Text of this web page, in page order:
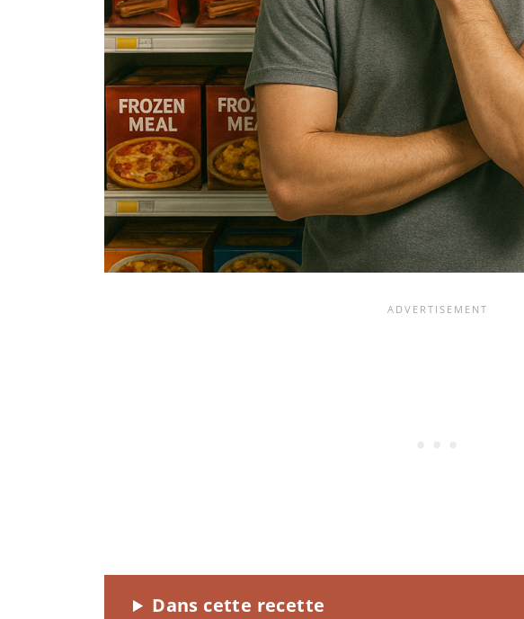
Dans cette recette